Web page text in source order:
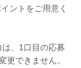
ントをご用意く
、1口目の応募
更できません。